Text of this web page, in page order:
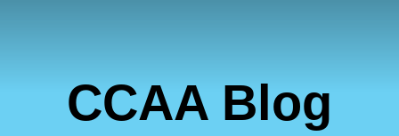
CCAA Blog